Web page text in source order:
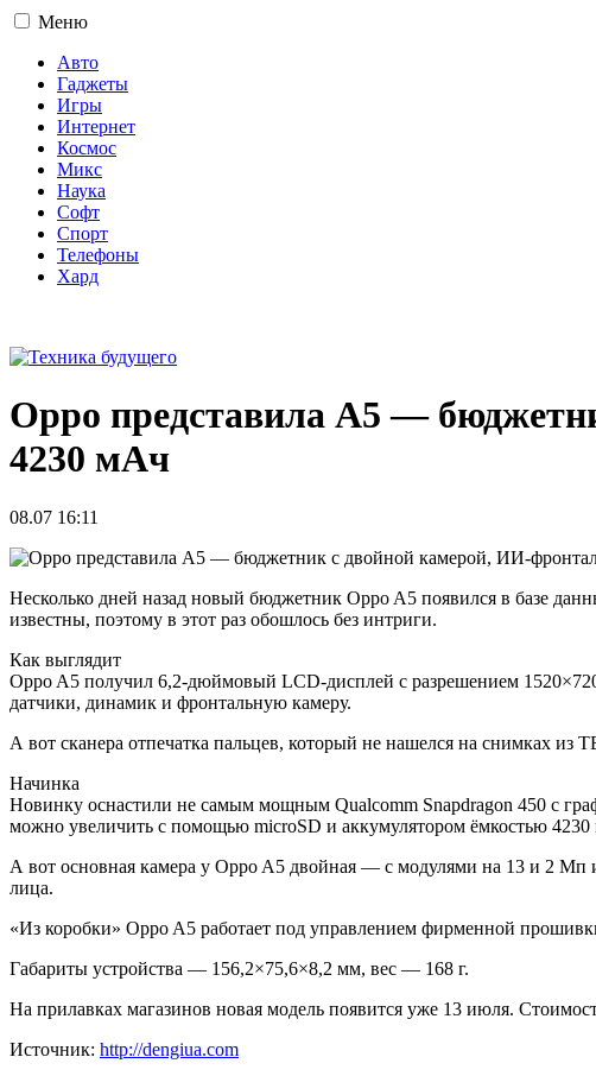
Меню
Авто
Гаджеты
Игры
Интернет
Космос
Микс
Наука
Софт
Спорт
Телефоны
Хард
Oppo представила A5 —
4230 мАч
08.07 16:11
Несколько дней назад новый бюджетник Oppo A5 появился в базе
известны, поэтому в этот раз обошлось без интриги.
Как выглядит
Oppo A5 получил 6,2-дюймовый LCD-дисплей с разрешением
датчики, динамик и фронтальную камеру.
А вот сканера отпечатка пальцев, который не нашелся на снимках из
Начинка
Новинку оснастили не самым мощным Qualcomm Snapdragon 450 с
можно увеличить с помощью microSD и аккумулятором ёмкостью
А вот основная камера у Oppo A5 двойная — с модулями на 13 и 2 Мп
лица.
«Из коробки» Oppo A5 работает под управлением фирменной
Габариты устройства — 156,2×75,6×8,2 мм, вес — 168 г.
На прилавках магазинов новая модель появится уже 13 июля.
Источник: http://dengiua.com